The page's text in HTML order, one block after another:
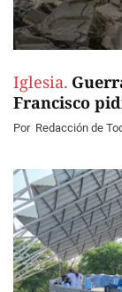
Iglesia.
Francisco
Por Redacción de